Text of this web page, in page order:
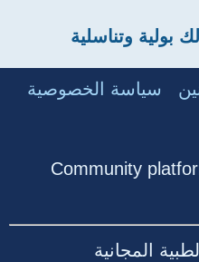
بولية وتناسلية
سياسة الخصوصية
Community
المجانية